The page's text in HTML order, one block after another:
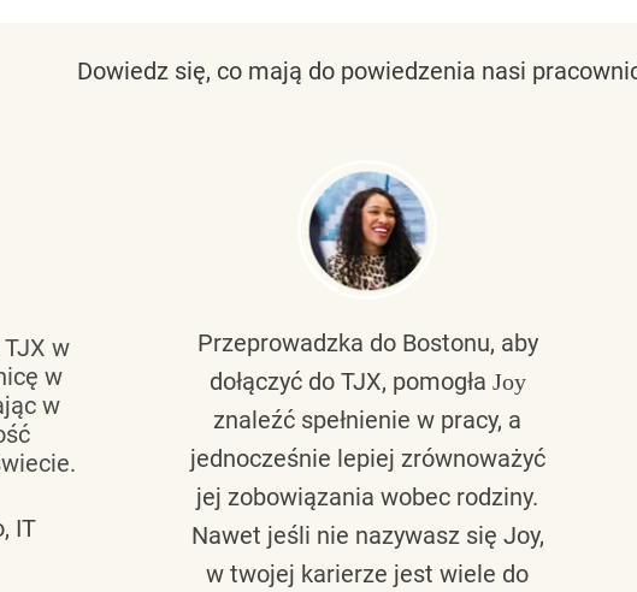
Dowiedz się, co mają do powiedzenia nasi
w
w
w
IT
Przeprowadzka do Bostonu, aby
dołączyć do TJX, pomogła Joy
znaleźć spełnienie w pracy, a
jednocześnie lepiej zrównoważyć
jej zobowiązania wobec rodziny.
Nawet jeśli nie nazywasz się Joy,
w twojej karierze jest wiele do